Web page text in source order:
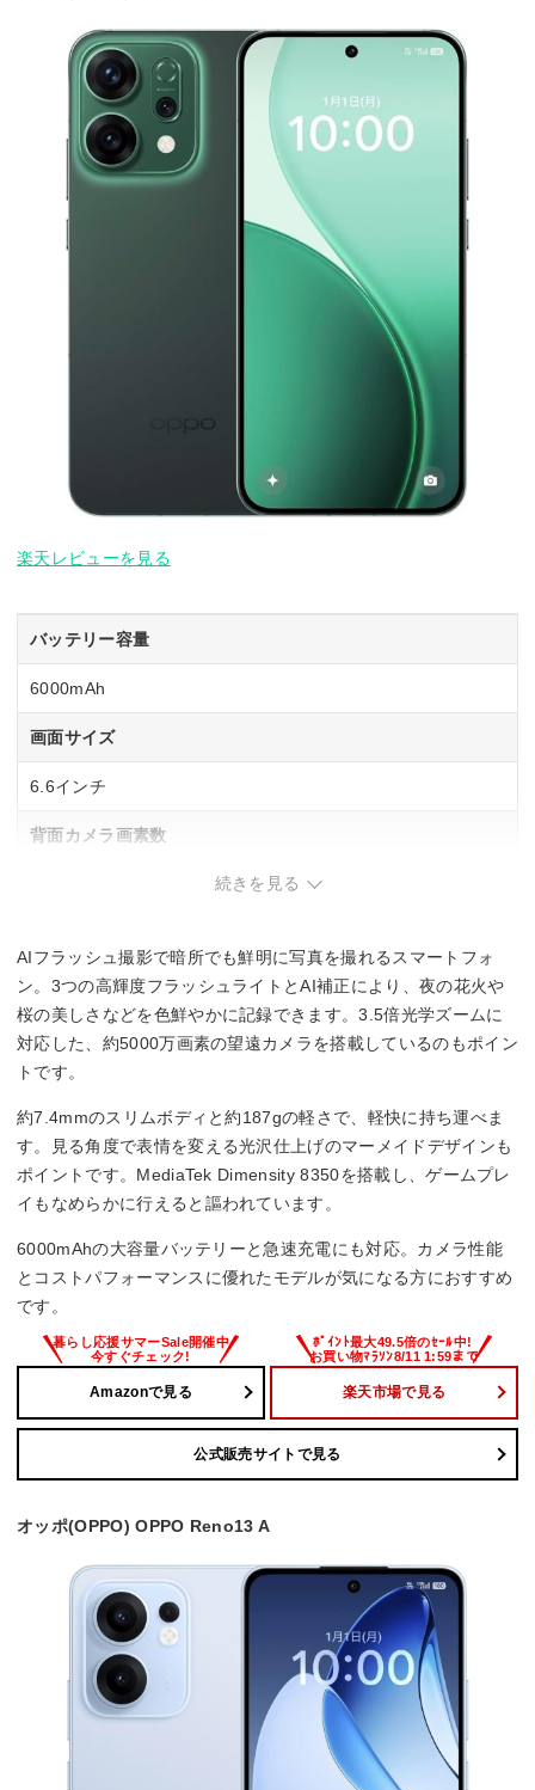
楽天レビューを見る
バッテリー容量
6000mAh
画面サイズ
6.6インチ
背面カメラ画素数
重量
おサイフケータイ/FeliCa
–
外部メモリタイプ
続きを見る
AIフラッシュ撮影で暗所でも鮮明に写真を撮れるスマートフォ
ン。3つの高輝度フラッシュライトとAI補正により、夜の花火や
桜の美しさなどを色鮮やかに記録できます。3.5倍光学ズームに
対応した、約5000万画素の望遠カメラを搭載しているのもポイン
トです。
約7.4mmのスリムボディと約187gの軽さで、軽快に持ち運べま
す。見る角度で表情を変える光沢仕上げのマーメイドデザインも
ポイントです。MediaTek Dimensity 8350を搭載し、ゲームプレ
イもなめらかに行えると謳われています。
6000mAhの大容量バッテリーと急速充電にも対応。カメラ性能
とコストパフォーマンスに優れたモデルが気になる方におすすめ
です。
Amazonで見る 楽天市場で見る
公式販売サイトで見る
オッポ(OPPO) OPPO Reno13 A